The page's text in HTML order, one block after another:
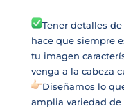
Tener detalles
hace que siempre
tu imagen
venga a la cabeza
Diseñamos lo
amplia variedad de